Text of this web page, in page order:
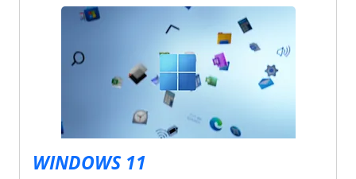
WINDOWS 11